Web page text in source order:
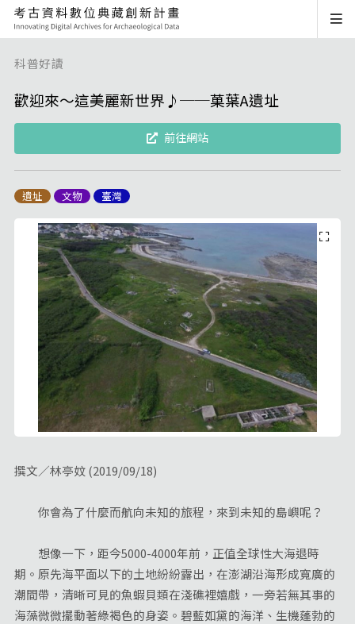
科普好讀
歡迎來～這美麗新世界♪──菓葉A遺址
前往網站
遺址 文物 臺灣
撰文／林亭妏 (2019/09/18)
你會為了什麼而航向未知的旅程，來到未知的島嶼呢？
想像一下，距今5000-4000年前，正值全球性大海退時
期。原先海平面以下的土地紛紛露出，在澎湖沿海形成寬廣的
潮間帶，清晰可見的魚蝦貝類在淺礁裡嬉戲，一旁若無其事的
海藻微微擺動著綠褐色的身姿。碧藍如黛的海洋、生機蓬勃的